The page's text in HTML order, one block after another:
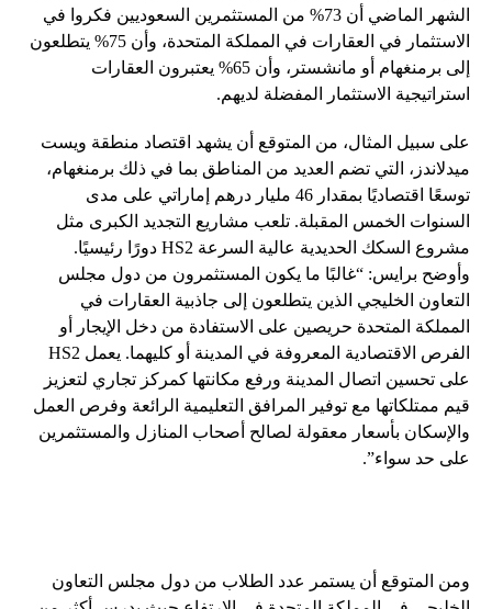
الشهر الماضي أن 73% من المستثمرين السعوديين فكروا في
الاستثمار في العقارات في المملكة المتحدة، وأن 75% يتطلعون
إلى برمنغهام أو مانشستر، وأن 65% يعتبرون العقارات
استراتيجية الاستثمار المفضلة لديهم.
على سبيل المثال، من المتوقع أن يشهد اقتصاد منطقة ويست
ميدلاندز، التي تضم العديد من المناطق بما في ذلك برمنغهام،
توسعًا اقتصاديًا بمقدار 46 مليار درهم إماراتي على مدى
السنوات الخمس المقبلة. تلعب مشاريع التجديد الكبرى مثل
مشروع السكك الحديدية عالية السرعة HS2 دورًا رئيسيًا.
وأوضح برايس: “غالبًا ما يكون المستثمرون من دول مجلس
التعاون الخليجي الذين يتطلعون إلى جاذبية العقارات في
المملكة المتحدة حريصين على الاستفادة من دخل الإيجار أو
الفرص الاقتصادية المعروفة في المدينة أو كليهما. يعمل HS2
على تحسين اتصال المدينة ورفع مكانتها كمركز تجاري لتعزيز
قيم ممتلكاتها مع توفير المرافق التعليمية الرائعة وفرص العمل
والإسكان بأسعار معقولة لصالح أصحاب المنازل والمستثمرين
على حد سواء”.
ومن المتوقع أن يستمر عدد الطلاب من دول مجلس التعاون